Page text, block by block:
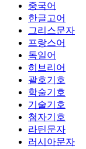
중국어
한글고어
그리스문자
프랑스어
독일어
히브리어
괄호기호
학술기호
기술기호
첨자기호
라틴문자
러시아문자